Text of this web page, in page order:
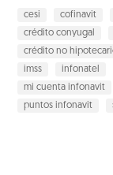
cesi cofinavit
crédito conyugal
crédito no
imss
infonatel
mi cuenta infonavit
puntos infonavit